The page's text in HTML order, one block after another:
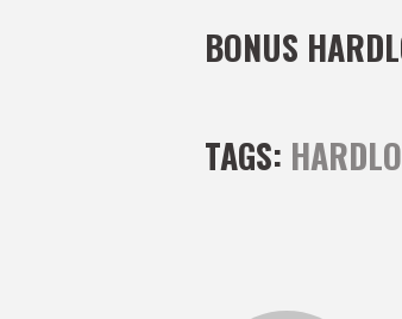
BONUS
TAGS: